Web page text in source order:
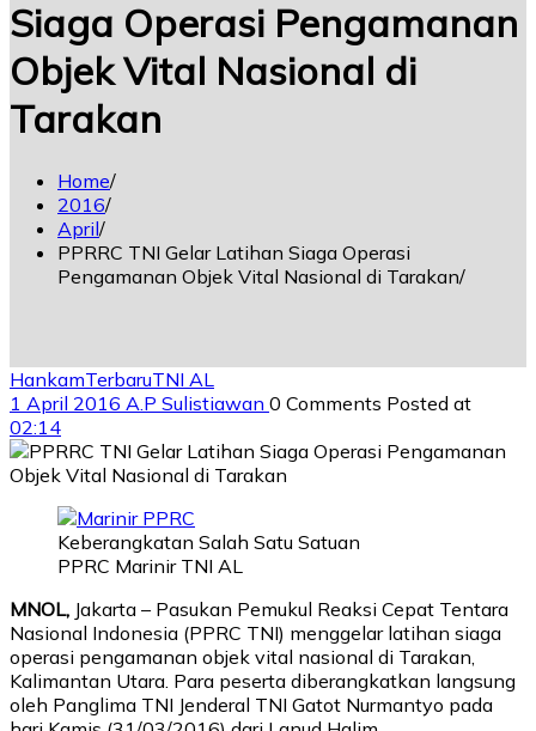
Siaga Operasi Pengamanan
Objek Vital Nasional di
Tarakan
Home
2016
April
PPRRC TNI Gelar Latihan Siaga Operasi
Pengamanan Objek Vital Nasional di Tarakan
HankamTerbaruTNI AL
1 April 2016 A.P Sulistiawan 0 Comments Posted at
02:14
Keberangkatan Salah Satu Satuan
PPRC Marinir TNI AL
MNOL, Jakarta – Pasukan Pemukul Reaksi Cepat Tentara
Nasional Indonesia (PPRC TNI) menggelar latihan siaga
operasi pengamanan objek vital nasional di Tarakan,
Kalimantan Utara. Para peserta diberangkatkan langsung
oleh Panglima TNI Jenderal TNI Gatot Nurmantyo pada